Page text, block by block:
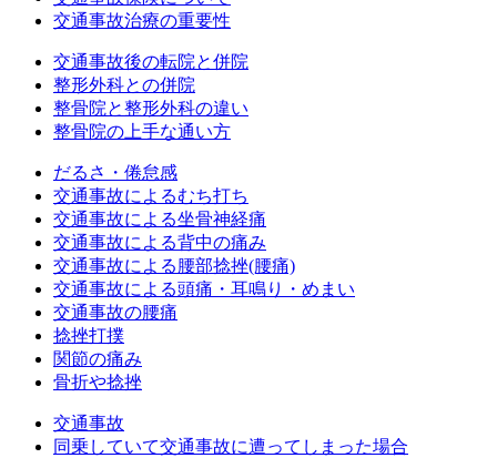
交通事故治療の重要性
交通事故後の転院と併院
整形外科との併院
整骨院と整形外科の違い
整骨院の上手な通い方
だるさ・倦怠感
交通事故によるむち打ち
交通事故による坐骨神経痛
交通事故による背中の痛み
交通事故による腰部捻挫(腰痛)
交通事故による頭痛・耳鳴り・めまい
交通事故の腰痛
捻挫打撲
関節の痛み
骨折や捻挫
交通事故
同乗していて交通事故に遭ってしまった場合